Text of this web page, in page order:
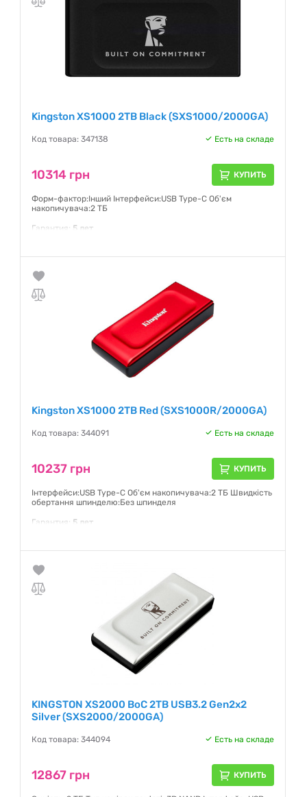
Kingston XS1000 2TB Black (SXS1000/2000GA)
Код товара: 347138 Есть на складе
10314 грн КУПИТЬ
Форм-фактор:Інший Інтерфейси:USB Type-C Об'єм
накопичувача:2 ТБ
Гарантия: 5 лет
Kingston XS1000 2TB Red (SXS1000R/2000GA)
Код товара: 344091 Есть на складе
10237 грн КУПИТЬ
Інтерфейси:USB Type-C Об'єм накопичувача:2 ТБ Швидкість
обертання шпинделю:Без шпинделя
Гарантия: 5 лет
KINGSTON XS2000 BoC 2TB USB3.2 Gen2x2
Silver (SXS2000/2000GA)
Код товара: 344094 Есть на складе
12867 грн КУПИТЬ